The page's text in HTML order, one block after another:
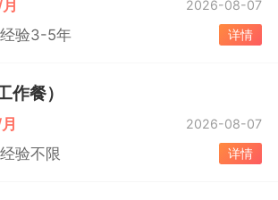
2026-08-07
经验3-5年 详情
作餐）
2026-08-07
经验不限 详情